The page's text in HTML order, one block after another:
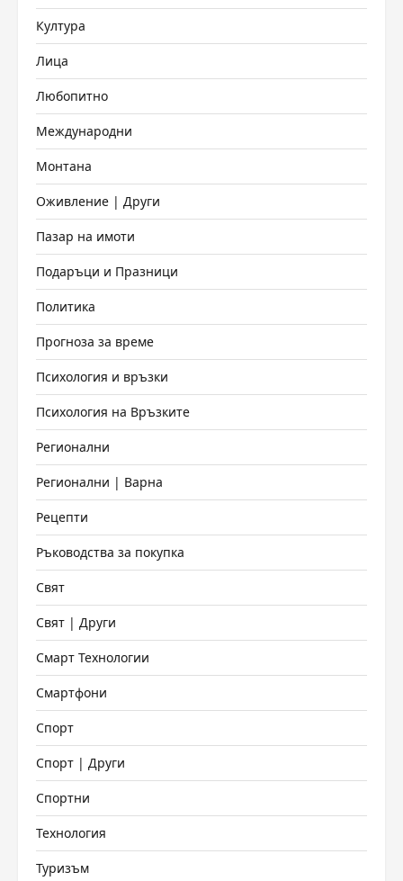
Култура
Лица
Любопитно
Международни
Монтана
Оживление | Други
Пазар на имоти
Подаръци и Празници
Политика
Прогноза за време
Психология и връзки
Психология на Връзките
Регионални
Регионални | Варна
Рецепти
Ръководства за покупка
Свят
Свят | Други
Смарт Технологии
Смартфони
Спорт
Спорт | Други
Спортни
Технология
Туризъм